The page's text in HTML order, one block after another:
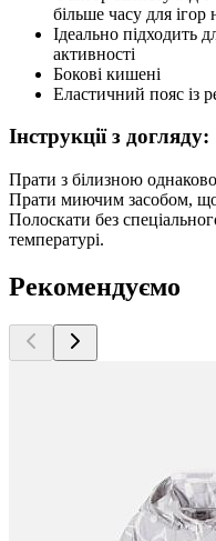
більше часу для ігор
Ідеально підходить
активності
Бокові кишені
Еластичний пояс із
Інструкції з догляду:
Прати з білизною
Прати миючим засобом, що
Полоскати без
температурі.
Рекомендуємо